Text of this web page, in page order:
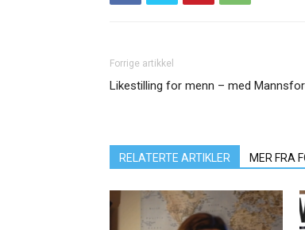
Forrige artikkel
Likestilling for menn – med
RELATERTE ARTIKLER MER FRA